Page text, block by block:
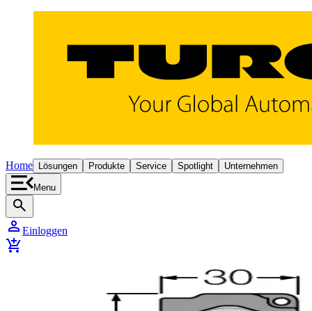
Home Lösungen Produkte Service Spotlight Unternehmen
Menu
search
person Einloggen
add_shopping_cart